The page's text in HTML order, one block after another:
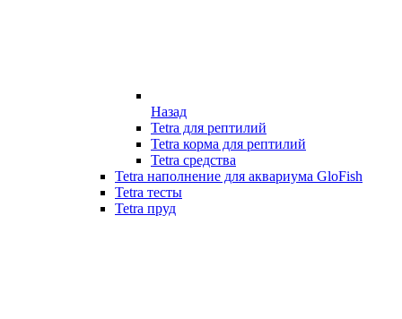
Назад
Tetra для рептилий
Tetra корма для рептилий
Tetra средства
Tetra наполнение для аквариума GloFish
Tetra тесты
Tetra пруд